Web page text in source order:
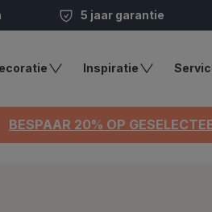
5 jaar garantie
Inspiratie
BESPAAR 20% OP